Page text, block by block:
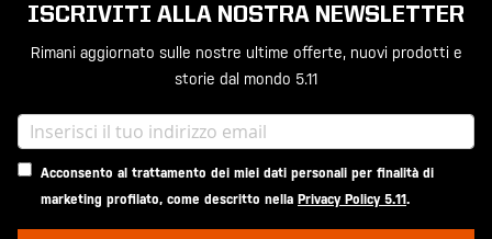
ISCRIVITI ALLA NOSTRA NEWSLETTER
Rimani aggiornato sulle nostre ultime offerte, nuovi prodotti e
storie dal mondo 5.11
Acconsento al trattamento dei miei dati personali per finalità di
marketing profilato, come descritto nella Privacy Policy 5.11.